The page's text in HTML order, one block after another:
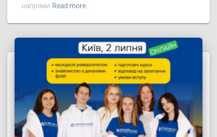
напрями Read more…